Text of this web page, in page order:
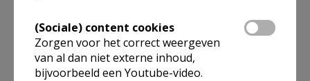
(Sociale) content cookies
Zorgen voor het correct weergeven
van al dan niet externe inhoud,
bijvoorbeeld een Youtube-video.